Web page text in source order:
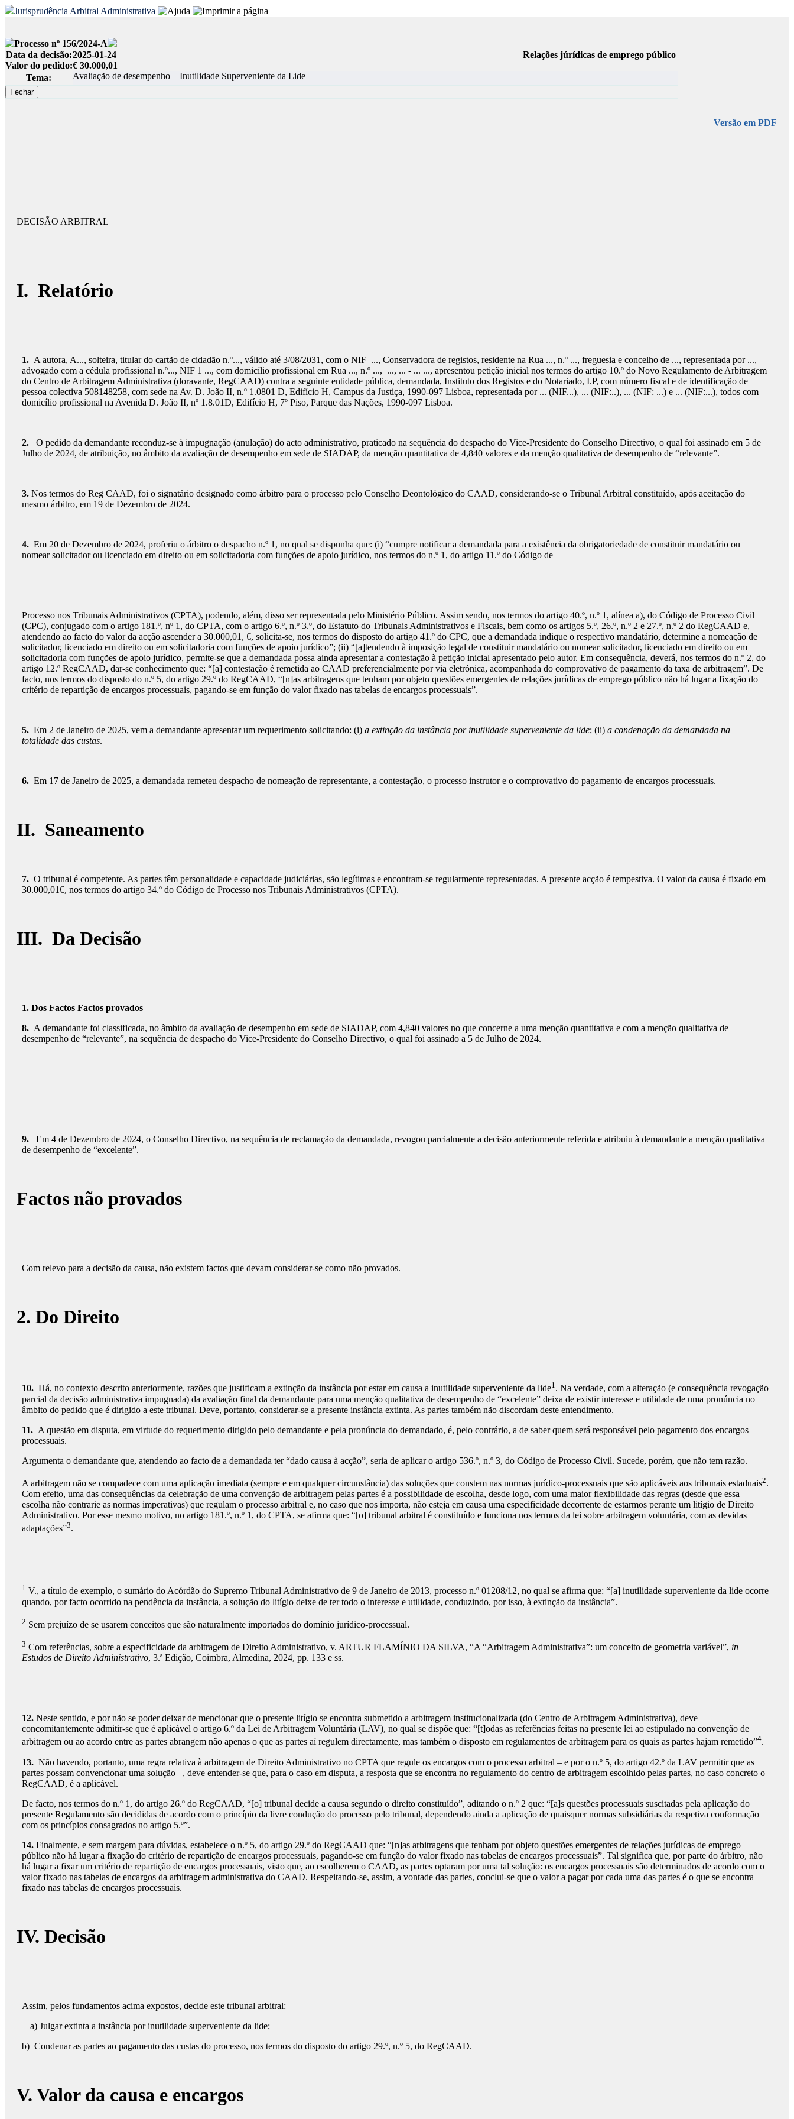
Jurisprudência Arbitral Administrativa
Processo nº 156/2024-A
Data da decisão:2025-01-24
Relações júrídicas de emprego público
Valor do pedido:€ 30.000,01
Tema:
Avaliação de desempenho – Inutilidade Superveniente da Lide
Versão em PDF
DECISÃO ARBITRAL
I. Relatório
1. A autora, A..., solteira, titular do cartão de cidadão n.º..., válido até 3/08/2031, com o NIF ..., Conservadora de registos, residente na Rua ..., n.º ..., freguesia e concelho de ..., representada por ...,
advogado com a cédula profissional n.º..., NIF 1 ..., com domicílio profissional em Rua ..., n.º ..., ..., ... - ... ..., apresentou petição inicial nos termos do artigo 10.º do Novo Regulamento de Arbitragem
do Centro de Arbitragem Administrativa (doravante, RegCAAD) contra a seguinte entidade pública, demandada, Instituto dos Registos e do Notariado, I.P, com número fiscal e de identificação de
pessoa colectiva 508148258, com sede na Av. D. João II, n.º 1.0801 D, Edifício H, Campus da Justiça, 1990-097 Lisboa, representada por ... (NIF...), ... (NIF:..), ... (NIF: ...) e ... (NIF:...), todos com
domicílio profissional na Avenida D. João II, nº 1.8.01D, Edifício H, 7º Piso, Parque das Nações, 1990-097 Lisboa.
2.
O pedido da demandante reconduz-se à impugnação (anulação) do acto administrativo, praticado na sequência do despacho do Vice-Presidente do Conselho Directivo, o qual foi assinado em 5 de
Julho de 2024, de atribuição, no âmbito da avaliação de desempenho em sede de SIADAP, da menção quantitativa de 4,840 valores e da menção qualitativa de desempenho de “relevante”.
3.Nos termos do Reg CAAD, foi o signatário designado como árbitro para o processo pelo Conselho Deontológico do CAAD, considerando-se o Tribunal Arbitral constituído, após aceitação do
mesmo árbitro, em 19 de Dezembro de 2024.
4.Em 20 de Dezembro de 2024, proferiu o árbitro o despacho n.º 1, no qual se dispunha que: (i) “cumpre notificar a demandada para a existência da obrigatoriedade de constituir mandatário ou
nomear solicitador ou licenciado em direito ou em solicitadoria com funções de apoio jurídico, nos termos do n.º 1, do artigo 11.º do Código de
Processo nos Tribunais Administrativos (CPTA), podendo, além, disso ser representada pelo Ministério Público. Assim sendo, nos termos do artigo 40.º, n.º 1, alínea a), do Código de Processo Civil
(CPC), conjugado com o artigo 181.º, nº 1, do CPTA, com o artigo 6.º, n.º 3.º, do Estatuto do Tribunais Administrativos e Fiscais, bem como os artigos 5.º, 26.º, n.º 2 e 27.º, n.º 2 do RegCAAD e,
atendendo ao facto do valor da acção ascender a 30.000,01, €, solicita-se, nos termos do disposto do artigo 41.º do CPC, que a demandada indique o respectivo mandatário, determine a nomeação de
solicitador, licenciado em direito ou em solicitadoria com funções de apoio jurídico”; (ii) “[a]tendendo à imposição legal de constituir mandatário ou nomear solicitador, licenciado em direito ou em
solicitadoria com funções de apoio jurídico, permite-se que a demandada possa ainda apresentar a contestação à petição inicial apresentado pelo autor. Em consequência, deverá, nos termos do n.º 2, do
artigo 12.º RegCAAD, dar-se conhecimento que: “[a] contestação é remetida ao CAAD preferencialmente por via eletrónica, acompanhada do comprovativo de pagamento da taxa de arbitragem”. De
facto, nos termos do disposto do n.º 5, do artigo 29.º do RegCAAD, “[n]as arbitragens que tenham por objeto questões emergentes de relações jurídicas de emprego público não há lugar a fixação do
critério de repartição de encargos processuais, pagando-se em função do valor fixado nas tabelas de encargos processuais”.
5.Em 2 de Janeiro de 2025, vem a demandante apresentar um requerimento solicitando: (i)a extinção da instância por inutilidade superveniente da lide; (ii)a condenação da demandada na
totalidade das custas.
6.Em 17 de Janeiro de 2025, a demandada remeteu despacho de nomeação de representante, a contestação, o processo instrutor e o comprovativo do pagamento de encargos processuais.
II. Saneamento
7.O tribunal é competente. As partes têm personalidade e capacidade judiciárias, são legítimas e encontram-se regularmente representadas. A presente acção é tempestiva. O valor da causa é fixado em
30.000,01€, nos termos do artigo 34.º do Código de Processo nos Tribunais Administrativos (CPTA).
III. Da Decisão
1.Dos Factos Factos provados
8. A demandante foi classificada, no âmbito da avaliação de desempenho em sede de SIADAP, com 4,840 valores no que concerne a uma menção quantitativa e com a menção qualitativa de
desempenho de “relevante”, na sequência de despacho do Vice-Presidente do Conselho Directivo, o qual foi assinado a 5 de Julho de 2024.
9.Em 4 de Dezembro de 2024, o Conselho Directivo, na sequência de reclamação da demandada, revogou parcialmente a decisão anteriormente referida e atribuiu à demandante a menção qualitativa
de desempenho de “excelente”.
Factos não provados
Com relevo para a decisão da causa, não existem factos que devam considerar-se como não provados.
2. Do Direito
10.Há, no contexto descrito anteriormente, razões que justificam a extinção da instância por estar em causa a inutilidade superveniente da lide1. Na verdade, com a alteração (e consequência revogação
parcial da decisão administrativa impugnada) da avaliação final da demandante para uma menção qualitativa de desempenho de “excelente” deixa de existir interesse e utilidade de uma pronúncia no
âmbito do pedido que é dirigido a este tribunal. Deve, portanto, considerar-se a presente instância extinta. As partes também não discordam deste entendimento.
11. A questão em disputa, em virtude do requerimento dirigido pelo demandante e pela pronúncia do demandado, é, pelo contrário, a de saber quem será responsável pelo pagamento dos encargos
processuais.
Argumenta o demandante que, atendendo ao facto de a demandada ter “dado causa à acção”, seria de aplicar o artigo 536.º, n.º 3, do Código de Processo Civil. Sucede, porém, que não tem razão.
A arbitragem não se compadece com uma aplicação imediata (sempre e em qualquer circunstância) das soluções que constem nas normas jurídico-processuais que são aplicáveis aos tribunais estaduais2.
Com efeito, uma das consequências da celebração de uma convenção de arbitragem pelas partes é a possibilidade de escolha, desde logo, com uma maior flexibilidade das regras (desde que essa
escolha não contrarie as normas imperativas) que regulam o processo arbitral e, no caso que nos importa, não esteja em causa uma especificidade decorrente de estarmos perante um litígio de Direito
Administrativo. Por esse mesmo motivo, no artigo 181.º, n.º 1, do CPTA, se afirma que: “[o] tribunal arbitral é constituído e funciona nos termos da lei sobre arbitragem voluntária, com as devidas
adaptações”3.
1 V., a título de exemplo, o sumário do Acórdão do Supremo Tribunal Administrativo de 9 de Janeiro de 2013, processo n.º 01208/12, no qual se afirma que: “[a] inutilidade superveniente da lide ocorre
quando, por facto ocorrido na pendência da instância, a solução do litígio deixe de ter todo o interesse e utilidade, conduzindo, por isso, à extinção da instância”.
2 Sem prejuízo de se usarem conceitos que são naturalmente importados do domínio jurídico-processual.
3 Com referências, sobre a especificidade da arbitragem de Direito Administrativo, v. ARTUR FLAMÍNIO DA SILVA, “A “Arbitragem Administrativa”: um conceito de geometria variável”, in
Estudos de Direito Administrativo, 3.ª Edição, Coimbra, Almedina, 2024, pp. 133 e ss.
12.Neste sentido, e por não se poder deixar de mencionar que o presente litígio se encontra submetido a arbitragem institucionalizada (do Centro de Arbitragem Administrativa), deve
concomitantemente admitir-se que é aplicável o artigo 6.º da Lei de Arbitragem Voluntária (LAV), no qual se dispõe que: “[t]odas as referências feitas na presente lei ao estipulado na convenção de
arbitragem ou ao acordo entre as partes abrangem não apenas o que as partes aí regulem directamente, mas também o disposto em regulamentos de arbitragem para os quais as partes hajam remetido”4.
13.Não havendo, portanto, uma regra relativa à arbitragem de Direito Administrativo no CPTA que regule os encargos com o processo arbitral – e por o n.º 5, do artigo 42.º da LAV permitir que as
partes possam convencionar uma solução –, deve entender-se que, para o caso em disputa, a resposta que se encontra no regulamento do centro de arbitragem escolhido pelas partes, no caso concreto o
RegCAAD, é a aplicável.
De facto, nos termos do n.º 1, do artigo 26.º do RegCAAD, “[o] tribunal decide a causa segundo o direito constituído”, aditando o n.º 2 que: “[a]s questões processuais suscitadas pela aplicação do
presente Regulamento são decididas de acordo com o princípio da livre condução do processo pelo tribunal, dependendo ainda a aplicação de quaisquer normas subsidiárias da respetiva conformação
com os princípios consagrados no artigo 5.º”.
14.Finalmente, e sem margem para dúvidas, estabelece o n.º 5, do artigo 29.º do RegCAAD que: “[n]as arbitragens que tenham por objeto questões emergentes de relações jurídicas de emprego
público não há lugar a fixação do critério de repartição de encargos processuais, pagando-se em função do valor fixado nas tabelas de encargos processuais”. Tal significa que, por parte do árbitro, não
há lugar a fixar um critério de repartição de encargos processuais, visto que, ao escolherem o CAAD, as partes optaram por uma tal solução: os encargos processuais são determinados de acordo com o
valor fixado nas tabelas de encargos da arbitragem administrativa do CAAD. Respeitando-se, assim, a vontade das partes, conclui-se que o valor a pagar por cada uma das partes é o que se encontra
fixado nas tabelas de encargos processuais.
IV. Decisão
Assim, pelos fundamentos acima expostos, decide este tribunal arbitral:
a) Julgar extinta a instância por inutilidade superveniente da lide;
b) Condenar as partes ao pagamento das custas do processo, nos termos do disposto do artigo 29.º, n.º 5, do RegCAAD.
V. Valor da causa e encargos